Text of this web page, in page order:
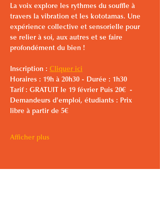
La voix explore les rythmes du souffle à
travers la vibration et les kototamas. Une
expérience collective et sensorielle pour
se relier à soi, aux autres et se faire
profondément du bien !
Inscription : Cliquer ici
Horaires : 19h à 20h30 - Durée : 1h30
Tarif : GRATUIT le 19 février Puis 20€  -
Demandeurs d'emploi, étudiants : Prix
libre à partir de 5€
Afficher plus